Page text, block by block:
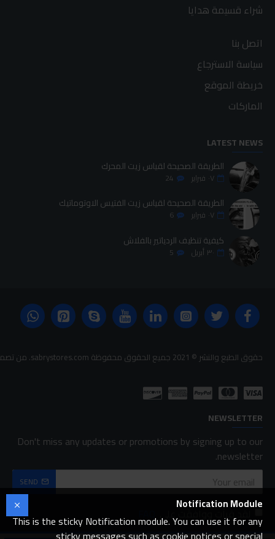
شراء قسيمة هدايا
اتصل بنا
سياسة الاسترجاع
خريطة الموقع
الماركات
LATEST NEWS
الطريقة الصحيحة لقياس زيت المحرك
٠٧ فبراير 24
الطريقة الصحيحة لقياس زيت الفتيس الاوتوماتيك
٠٧ فبراير 6
كيفية تنظيف الردياتير بالفلاش
٣٠ أبريل 5
حقوق الطبع والنشر © 2021 جميع الحقوق محفوظة sabrystores.com. من تصميم-
NEWSLETTER
Don't miss any updates or promotions by signing up to our
newsletter.
SEND
لقد قرأت ووافقت على FAQ
Notification Module
This is the sticky Notification module. You can use it for any